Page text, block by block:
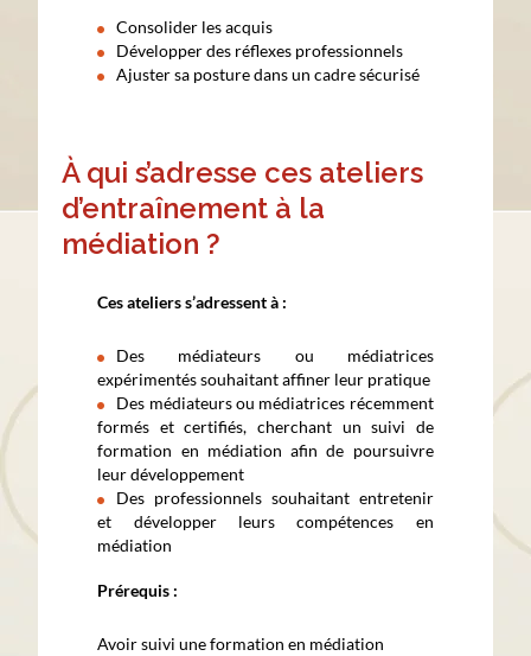
Consolider les acquis
Développer des réflexes professionnels
Ajuster sa posture dans un cadre sécurisé
À qui s’adresse ces ateliers
d’entraînement à la
médiation ?
Ces ateliers s’adressent à :
Des médiateurs ou médiatrices
expérimentés souhaitant affiner leur pratique
Des médiateurs ou médiatrices récemment
formés et certifiés, cherchant un suivi de
formation en médiation afin de poursuivre
leur développement
Des professionnels souhaitant entretenir
et développer leurs compétences en
médiation
Prérequis :
Avoir suivi une formation en médiation